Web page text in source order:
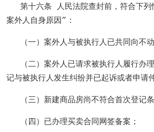
第十六条 人民法院查封前，符合下
案外人自身原因”：
（一）案外人与被执行人已共同向不
（二）案外人已请求被执行人履行办
记与被执行人发生纠纷并已起诉或者申请
（三）新建商品房尚不符合首次登记
（四）已办理买卖合同网签备案；